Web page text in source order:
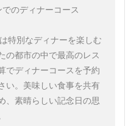
のディナーコース
特別なディナーを楽しむ
の都市の中で最高のレス
でディナーコースを予約
い。美味しい食事を共有
、素晴らしい記念日の思